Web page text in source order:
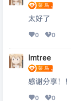
太好了
0 0
lmtree
感谢分享！！
0 0